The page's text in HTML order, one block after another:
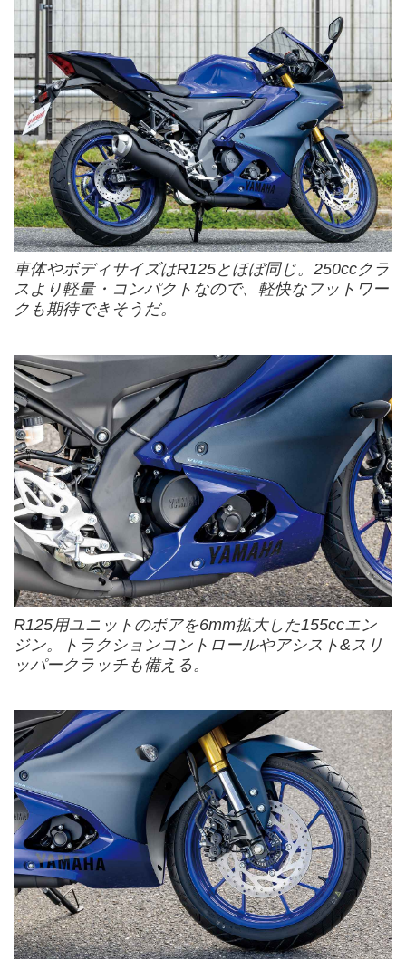
車体やボディサイズはR125とほぼ同じ。250ccクラ
スより軽量・コンパクトなので、軽快なフットワー
クも期待できそうだ。
R125用ユニットのボアを6mm拡大した155ccエン
ジン。トラクションコントロールやアシスト&スリ
ッパークラッチも備える。